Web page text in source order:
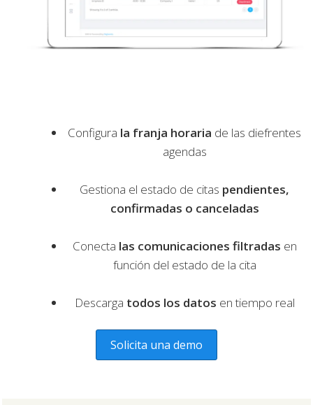
Configura la franja horaria de las diefrentes
agendas
Gestiona el estado de citas pendientes,
confirmadas o canceladas
Conecta las comunicaciones filtradas en
función del estado de la cita
Descarga todos los datos en tiempo real
Solicita una demo